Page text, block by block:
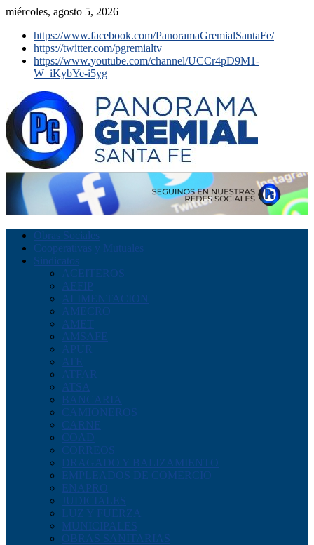
miércoles, agosto 5, 2026
https://www.facebook.com/PanoramaGremialSantaFe/
https://twitter.com/pgremialtv
https://www.youtube.com/channel/UCCr4pD9M1-
W_iKybYe-i5yg
Obras Sociales
Cooperativas y Mutuales
Sindicatos
ACEITEROS
AEFIP
ALIMENTACION
AMECRO
AMET
AMSAFE
APUR
ATE
ATFAR
ATSA
BANCARIA
CAMIONEROS
CARNE
COAD
CORREOS
DRAGADO Y BALIZAMIENTO
EMPLEADOS DE COMERCIO
ENAPRO
JUDICIALES
LUZ Y FUERZA
MUNICIPALES
OBRAS SANITARIAS